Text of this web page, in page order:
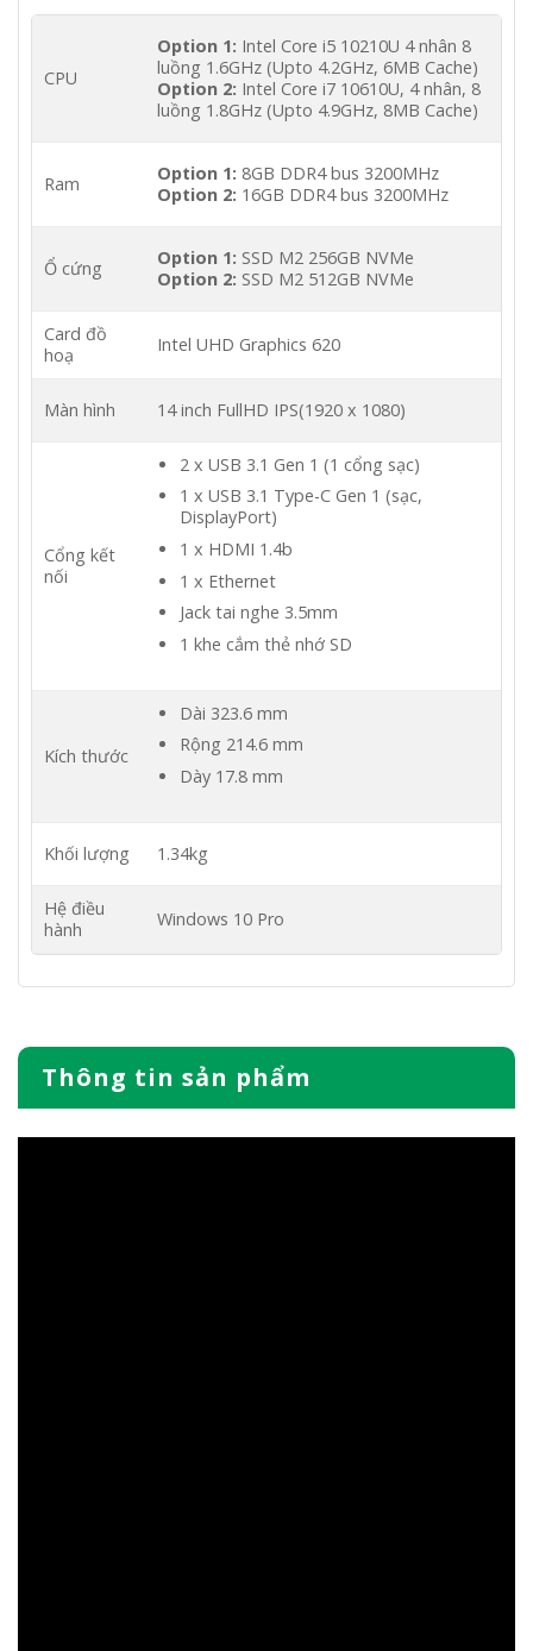
Thông tin sản phẩm
CPU
Option 1: Intel Core i5 10210U 4 nhân 8
luồng 1.6GHz (Upto 4.2GHz, 6MB Cache)
Option 2: Intel Core i7 10610U, 4 nhân, 8
luồng 1.8GHz (Upto 4.9GHz, 8MB Cache)
Ram Option 1: 8GB DDR4 bus 3200MHz
Option 2: 16GB DDR4 bus 3200MHz
Ổ cứng Option 1: SSD M2 256GB NVMe
Option 2: SSD M2 512GB NVMe
Card đồ
hoạ
Intel UHD Graphics 620
Màn hình 14 inch FullHD IPS(1920 x 1080)
Cổng kết
nối
2 x USB 3.1 Gen 1 (1 cổng sạc)
1 x USB 3.1 Type-C Gen 1 (sạc,
DisplayPort)
1 x HDMI 1.4b
1 x Ethernet
Jack tai nghe 3.5mm
1 khe cắm thẻ nhớ SD
Kích thước
Dài 323.6 mm
Rộng 214.6 mm
Dày 17.8 mm
Khối lượng 1.34kg
Hệ điều
hành
Windows 10 Pro